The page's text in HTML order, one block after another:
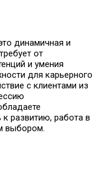
динамичная и
от
и умения
для карьерного
с клиентами из
развитию, работа в
выбором.